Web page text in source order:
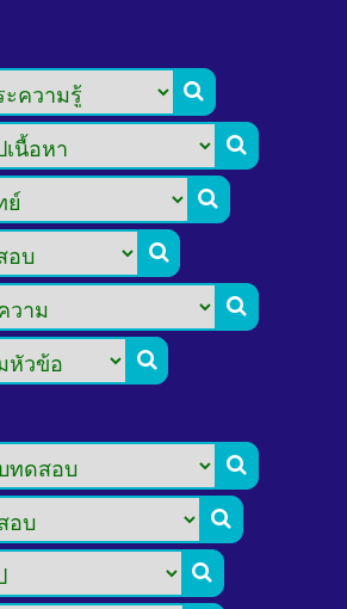








